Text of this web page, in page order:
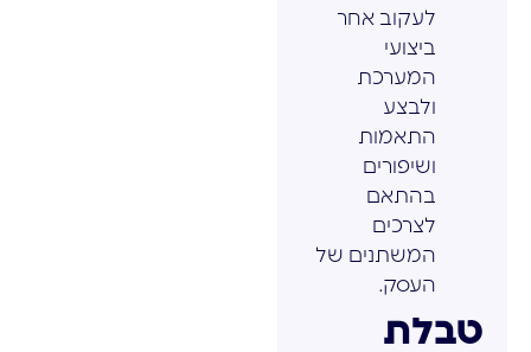
לעקוב אחר
ביצועי
המערכת
ולבצע
התאמות
ושיפורים
בהתאם
לצרכים
המשתנים של
העסק.
טבלת